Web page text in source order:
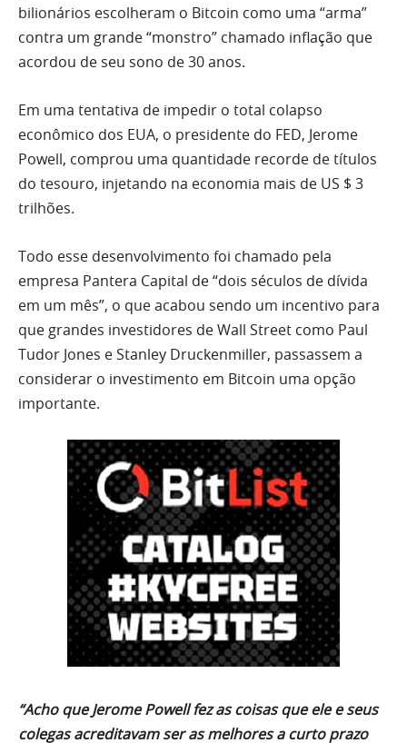
bilionários escolheram o Bitcoin como uma “arma”
contra um grande “monstro” chamado inflação que
acordou de seu sono de 30 anos.
Em uma tentativa de impedir o total colapso
econômico dos EUA, o presidente do FED, Jerome
Powell, comprou uma quantidade recorde de títulos
do tesouro, injetando na economia mais de US $ 3
trilhões.
Todo esse desenvolvimento foi chamado pela
empresa Pantera Capital de “dois séculos de dívida
em um mês”, o que acabou sendo um incentivo para
que grandes investidores de Wall Street como Paul
Tudor Jones e Stanley Druckenmiller, passassem a
considerar o investimento em Bitcoin uma opção
importante.
“Acho que Jerome Powell fez as coisas que ele e seus
colegas acreditavam ser as melhores a curto prazo